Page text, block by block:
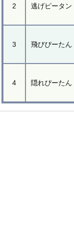
2 逃げピータン
3 飛びぴーたん
4 隠れぴーたん